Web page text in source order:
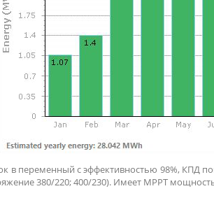
в переменный с эффективностью 98%, КПД
380/220; 400/230). Имеет MPPT